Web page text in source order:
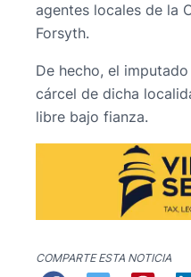
agentes locales de la
Forsyth.
De hecho, el
cárcel de dicha
libre bajo fianza.
COMPARTE ESTA NOTICIA